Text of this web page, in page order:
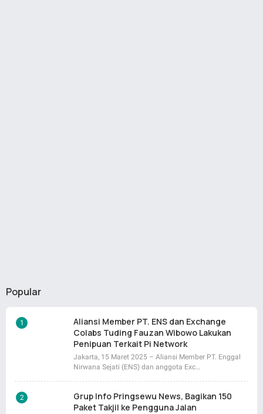
Popular
Aliansi Member PT. ENS dan Exchange
Colabs Tuding Fauzan Wibowo Lakukan
Penipuan Terkait Pi Network
Jakarta, 15 Maret 2025 – Aliansi Member PT. Enggal
Nirwana Sejati (ENS) dan anggota Exc…
Grup Info Pringsewu News, Bagikan 150
Paket Takjil ke Pengguna Jalan